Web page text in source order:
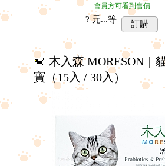
會員方可看到售價
? 元...等 訂購
木入森 MORESON｜
寶（15入 / 30入）